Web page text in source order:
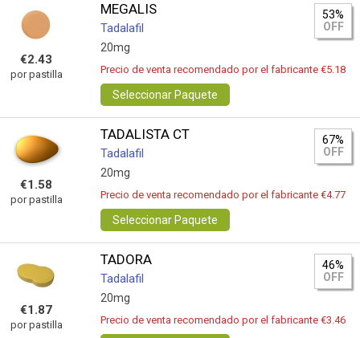
€2.43
por pastilla
MEGALIS
Tadalafil
20mg
53%
OFF
Precio de venta recomendado por el fabricante €5.18
Seleccionar Paquete
€1.58
por pastilla
TADALISTA CT
Tadalafil
20mg
67%
OFF
Precio de venta recomendado por el fabricante €4.77
Seleccionar Paquete
€1.87
por pastilla
TADORA
Tadalafil
20mg
46%
OFF
Precio de venta recomendado por el fabricante €3.46